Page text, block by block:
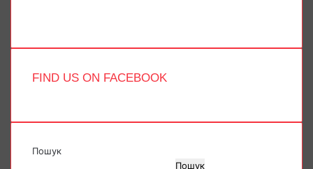
FIND US ON FACEBOOK
Пошук
Пошук